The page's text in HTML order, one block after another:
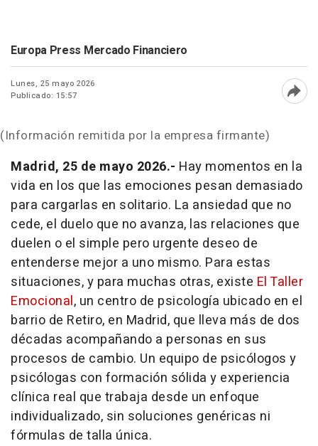
Europa Press Mercado Financiero
Lunes, 25 mayo 2026
Publicado: 15:57
(Información remitida por la empresa firmante)
Madrid, 25 de mayo 2026.- Hay momentos en la
vida en los que las emociones pesan demasiado
para cargarlas en solitario. La ansiedad que no
cede, el duelo que no avanza, las relaciones que
duelen o el simple pero urgente deseo de
entenderse mejor a uno mismo. Para estas
situaciones, y para muchas otras, existe El Taller
Emocional, un centro de psicología ubicado en el
barrio de Retiro, en Madrid, que lleva más de dos
décadas acompañando a personas en sus
procesos de cambio. Un equipo de psicólogos y
psicólogas con formación sólida y experiencia
clínica real que trabaja desde un enfoque
individualizado, sin soluciones genéricas ni
fórmulas de talla única.